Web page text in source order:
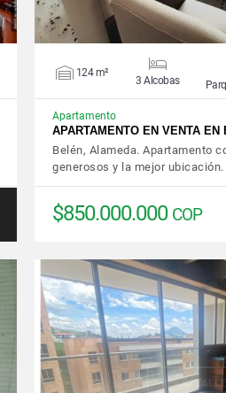
124 m²
3 Alcobas
Apartamento
APARTAMENTO EN VENTA
Belén, Alameda. Apartamento
generosos y la mejor
$850.000.000 COP
VER